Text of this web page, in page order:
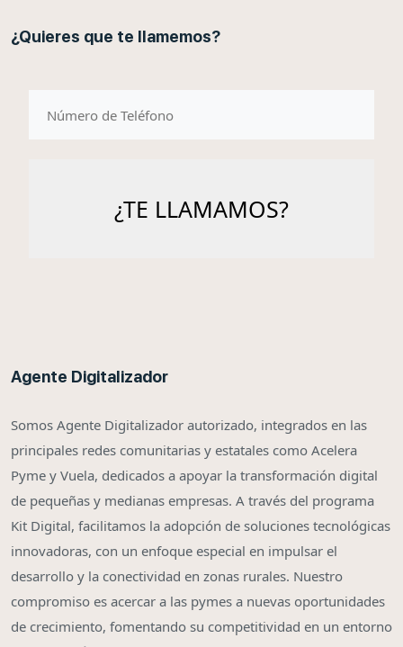
¿Quieres que te llamemos?
Agente Digitalizador
Somos Agente Digitalizador autorizado, integrados en las
principales redes comunitarias y estatales como Acelera
Pyme y Vuela, dedicados a apoyar la transformación digital
de pequeñas y medianas empresas. A través del programa
Kit Digital, facilitamos la adopción de soluciones tecnológicas
innovadoras, con un enfoque especial en impulsar el
desarrollo y la conectividad en zonas rurales. Nuestro
compromiso es acercar a las pymes a nuevas oportunidades
de crecimiento, fomentando su competitividad en un entorno